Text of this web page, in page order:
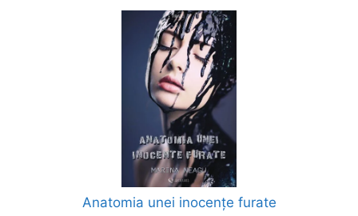
Anatomia unei inocențe furate